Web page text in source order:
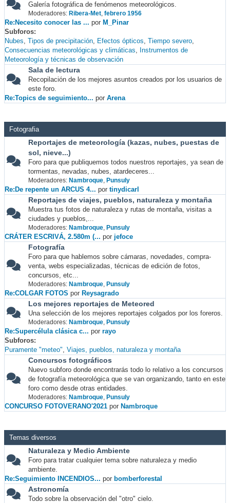
Galería fotográfica de fenómenos meteorológicos.
Moderadores: Ribera-Met, febrero 1956
Re:Necesito conocer las ... por M_Pinar
Subforos
Nubes Tipos de precipitación Efectos ópticos Tiempo severo
Consecuencias meteorológicas y climáticas
Instrumentos de
Meteorología y técnicas de observación
Sala de lectura
Recopilación de los mejores asuntos creados por los usuarios de
este foro.
Re:Topics de seguimiento... por Arena
Fotografia
Reportajes de meteorología (kazas, nubes, puestas de
sol, nieve...)
Foro para que publiquemos todos nuestros reportajes, ya sean de
tormentas, nevadas, nubes, atardeceres...
Moderadores: Nambroque, Punsuly
Re:De repente un ARCUS 4... por tinydicarl
Reportajes de viajes, pueblos, naturaleza y montaña
Muestra tus fotos de naturaleza y rutas de montaña, visitas a
ciudades y pueblos,...
Moderadores: Nambroque, Punsuly
CRÁTER ESCRIVÁ, 2.580m (... por jefoce
Fotografía
Foro para que hablemos sobre cámaras, novedades, compra-
venta, webs especializadas, técnicas de edición de fotos,
concursos, etc...
Moderadores: Nambroque, Punsuly
Re:COLGAR FOTOS por Reysagrado
Los mejores reportajes de Meteored
Una selección de los mejores reportajes colgados por los foreros.
Moderadores: Nambroque, Punsuly
Re:Supercélula clásica c... por rayo
Subforos
Puramente "meteo" Viajes, pueblos, naturaleza y montaña
Concursos fotográficos
Nuevo subforo donde encontrarás todo lo relativo a los concursos
de fotografía meteorológica que se van organizando, tanto en este
foro como desde otras entidades.
Moderadores: Nambroque, Punsuly
CONCURSO FOTOVERANO'2021 por Nambroque
Temas diversos
Naturaleza y Medio Ambiente
Foro para tratar cualquier tema sobre naturaleza y medio
ambiente.
Re:Seguimiento INCENDIOS... por bomberforestal
Astronomía
Todo sobre la observación del "otro" cielo.